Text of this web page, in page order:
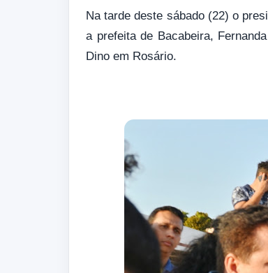
Na tarde deste sábado (22) o
a prefeita de Bacabeira,
Dino em Rosário.